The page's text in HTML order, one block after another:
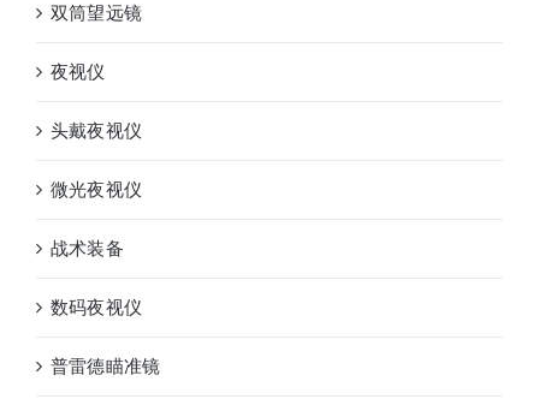
双筒望远镜
夜视仪
头戴夜视仪
微光夜视仪
战术装备
数码夜视仪
普雷德瞄准镜